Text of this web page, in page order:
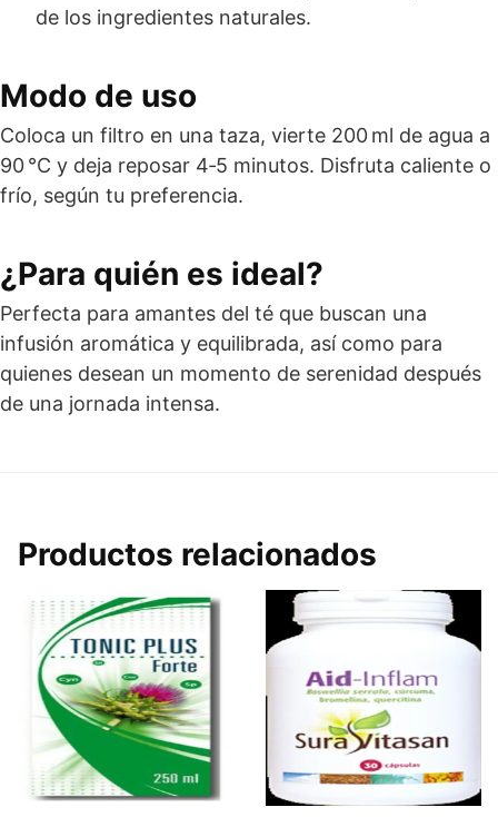
de los ingredientes naturales.
Modo de uso
Coloca un filtro en una taza, vierte 200 ml de agua a
90 °C y deja reposar 4‑5 minutos. Disfruta caliente o
frío, según tu preferencia.
¿Para quién es ideal?
Perfecta para amantes del té que buscan una
infusión aromática y equilibrada, así como para
quienes desean un momento de serenidad después
de una jornada intensa.
Productos relacionados